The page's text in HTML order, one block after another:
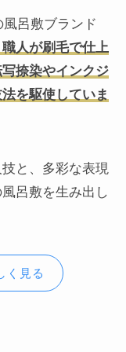
呂敷ブランド
人が刷毛で仕上
捺染やインクジ
を駆使していま
と、多彩な表現
呂敷を生み出し
く見る